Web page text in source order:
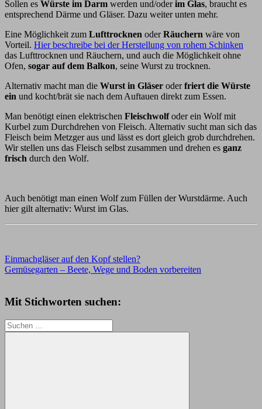
Sollen es Würste im Darm werden und/oderim Glas, braucht es
entsprechend Därme und Gläser. Dazu weiter unten mehr.
Eine Möglichkeit zum Lufttrocknen oderRäuchern wäre von
Vorteil. Hier beschreibe bei der Herstellung von rohem Schinken
das Lufttrocknen und Räuchern, und auch die Möglichkeit ohne
Ofen, sogar auf dem Balkon, seine Wurst zu trocknen.
Alternativ macht man die Wurst in Gläser oderfriert die Würste
ein und kocht/brät sie nach dem Auftauen direkt zum Essen.
Man benötigt einen elektrischen Fleischwolfoder ein Wolf mit
Kurbel zum Durchdrehen von Fleisch. Alternativ sucht man sich das
Fleisch beim Metzger aus und lässt es dort gleich grob durchdrehen.
Wir stellen uns das Fleisch selbst zusammen und drehen es ganz
frisch durch den Wolf.
Auch benötigt man einen Wolf zum Füllen der Wurstdärme. Auch
hier gilt alternativ: Wurst im Glas.
Knoblauchlufttrocknen ohne
kochenräuchernRezeptselber
DarmWurst
Glas
Beitragsnavigation
Vorheriger
Beitrag:
Einmachgläser auf den Kopf stellen?
Nächster
Gemüsegarten – Beete, Wege und Boden vorbereiten
Mit Stichworten suchen:
Suchen
nach: